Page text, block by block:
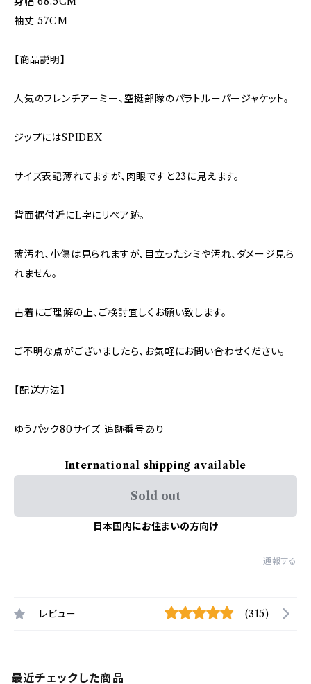
袖丈 57CM
【商品説明】
人気のフレンチアーミー、空挺部隊のパラトルーパージャケット。
ジップにはSPIDEX
サイズ表記薄れてますが、肉眼ですと23に見えます。
背面裾付近にL字にリペア跡。
薄汚れ、小傷は見られますが、目立ったシミや汚れ、ダメージ見ら
れません。
古着にご理解の上、ご検討宜しくお願い致します。
ご不明な点がございましたら、お気軽にお問い合わせください。
【配送方法】
ゆうパック80サイズ 追跡番号あり
International shipping available
Sold out
日本国内にお住まいの方向け
通報する
レビュー (315)
最近チェックした商品